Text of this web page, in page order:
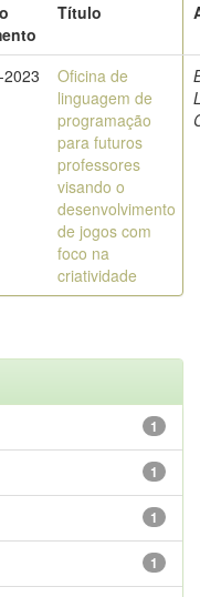
Título
Oficina de
linguagem de
programação
para futuros
professores
visando o
desenvolvimento
de jogos com
foco na
criatividade
1
1
1
1